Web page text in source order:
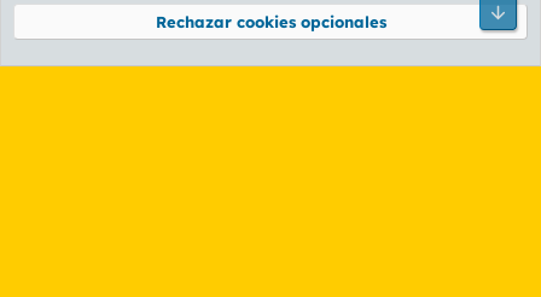
Community platform by XenForo® © 2010-2026 XenForo Ltd.
Rechazar cookies opcionales
Pie